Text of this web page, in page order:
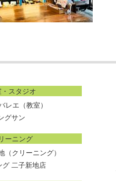
スタジオ
レエ（教室）
グサン
ーニング
クリーニング）
グ 二子新地店